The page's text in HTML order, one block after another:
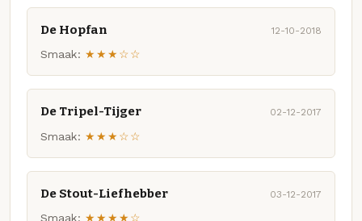
De Hopfan 12-10-2018
Smaak: ★★★☆☆
De Tripel-Tijger 02-12-2017
Smaak: ★★★☆☆
De Stout-Liefhebber 03-12-2017
Smaak: ★★★★☆